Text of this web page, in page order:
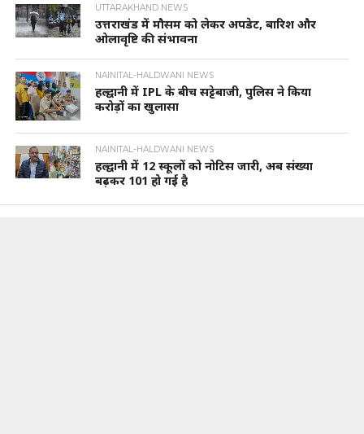
UTTARAKHAND NEWS
उत्तराखंड में मौसम को लेकर अपडेट, बारिश और
ओलावृष्टि की संभावना
NAINITAL-HALDWANI NEWS
हल्द्वानी में IPL के बीच सट्टेबाजी, पुलिस ने किया
करोड़ों का खुलासा
NAINITAL-HALDWANI NEWS
हल्द्वानी में 12 स्कूलों को नोटिस जारी, अब संख्या
बढ़कर 101 हो गई है